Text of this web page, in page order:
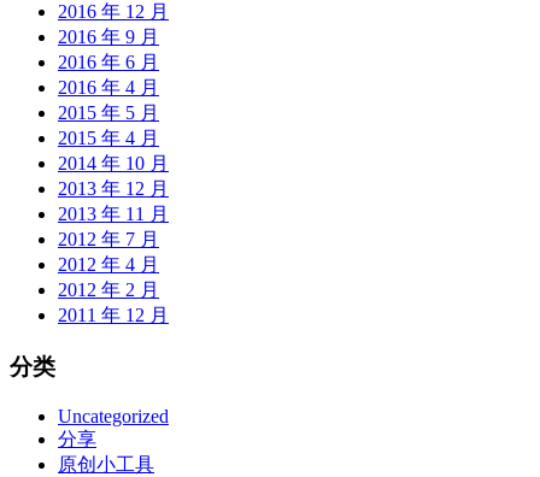
2016 年 12 月
2016 年 9 月
2016 年 6 月
2016 年 4 月
2015 年 5 月
2015 年 4 月
2014 年 10 月
2013 年 12 月
2013 年 11 月
2012 年 7 月
2012 年 4 月
2012 年 2 月
2011 年 12 月
分类
Uncategorized
分享
原创小工具